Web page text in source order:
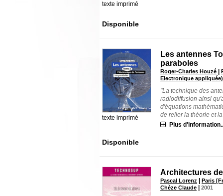
texte imprimé
Disponible
texte imprimé
Les antennes
paraboles
Roger-Charles Houzé |
Electronique appliquée)
"La technique des
radiodiffusion ainsi
d'équations
de relier la théorie et la
Plus
Disponible
Architectures
Pascal Lorenz |Paris
Chèze Claude |2001